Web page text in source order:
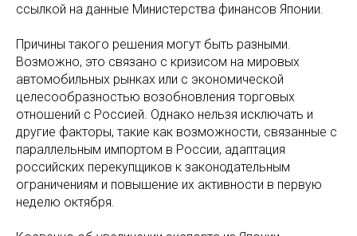
ссылкой на данные Министерства финансов Японии.
Причины такого решения могут быть разными.
Возможно, это связано с кризисом на мировых
автомобильных рынках или с экономической
целесообразностью возобновления торговых
отношений с Россией. Однако нельзя исключать и
другие факторы, такие как возможности, связанные с
параллельным импортом в России, адаптация
российских перекупщиков к законодательным
ограничениям и повышение их активности в первую
неделю октября.